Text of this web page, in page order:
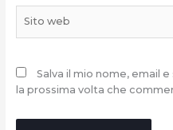
web
Salva il mio nome, email
la prossima volta che